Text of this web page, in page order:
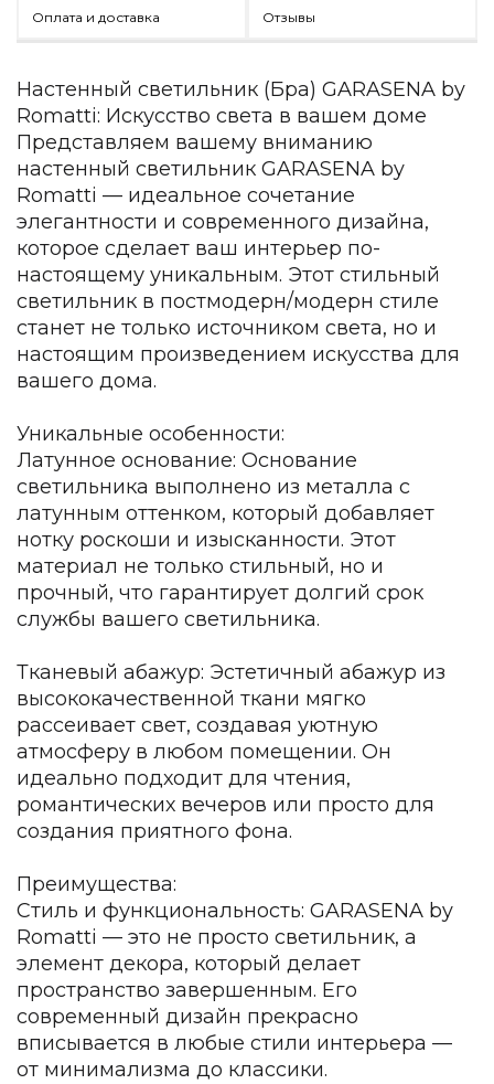
Детская мебель
Коллекции
ROOM — Modern
INTERRA — Soft Modern
ARTOPIA — Mid-Century
DAYZ — Ethno
Все коллекции мебели
Подбор, производство и комплектация по вашему
Декор
По типу
Для кухни
Зеркала
Вентиляторы
Ковры
Зеленые стены
Дизайнерские кальяны
Подбор, производство и комплектация по вашему
Сантехника и инженерия
Подбор, производство и комплектация по вашему
Отделка и ремонт
Стены
Акустические панели
Стеновые декоративные панели
для террас
Биоклиматические перголы
Камень
Изделия из натурального мрамора и камня
Светящийся камень
Подбор, производство и комплектация по вашему
Все категории товаров
Бренды
Оплата и доставка Отзывы
Настенный светильник (Бра) GARASENA by
Romatti: Искусство света в вашем доме
Представляем вашему вниманию
настенный светильник GARASENA by
Romatti — идеальное сочетание
элегантности и современного дизайна,
которое сделает ваш интерьер по-
настоящему уникальным. Этот стильный
светильник в постмодерн/модерн стиле
станет не только источником света, но и
настоящим произведением искусства для
вашего дома.
Уникальные особенности:
Латунное основание: Основание
светильника выполнено из металла с
латунным оттенком, который добавляет
нотку роскоши и изысканности. Этот
материал не только стильный, но и
прочный, что гарантирует долгий срок
службы вашего светильника.
Тканевый абажур: Эстетичный абажур из
высококачественной ткани мягко
рассеивает свет, создавая уютную
атмосферу в любом помещении. Он
идеально подходит для чтения,
романтических вечеров или просто для
создания приятного фона.
Преимущества:
Стиль и функциональность: GARASENA by
Romatti — это не просто светильник, а
элемент декора, который делает
пространство завершенным. Его
современный дизайн прекрасно
вписывается в любые стили интерьера —
от минимализма до классики.